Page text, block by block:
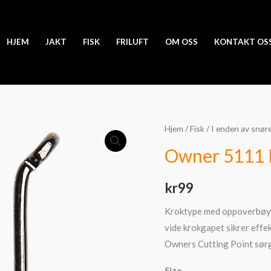
HJEM JAKT FISK FRILUFT OM OSS KONTAKT
Hjem /Fisk/ I enden av
Owner 5111
kr99
Kroktype med
vide krokgapet sikrer
Owners Cutting Point
Owner
BC
Cutting
Point
antall